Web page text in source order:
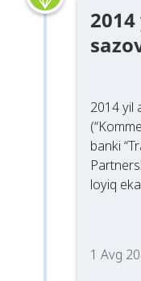
2014 yil
banki
loyiq
1 Avg